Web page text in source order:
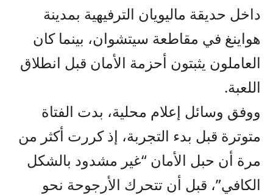
داخل حديقة ماليويان الترفيهية بمدينة
هواينغ في مقاطعة سيتشوان، بينما كان
العاملون يثبتون أحزمة الأمان قبل انطلاق
اللعبة.
ووفق وسائل إعلام محلية، بدت الفتاة
متوترة قبل بدء التجربة، إذ كررت أكثر من
مرة أن حبل الأمان “غير مشدود بالشكل
الكافي”، قبل أن تتحرك الأرجوحة نحو